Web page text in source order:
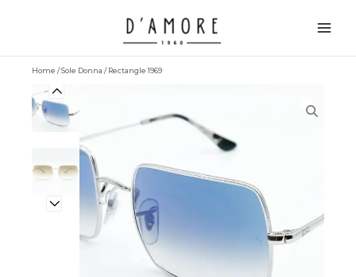
Home /Sole Donna / Rectangle 1969